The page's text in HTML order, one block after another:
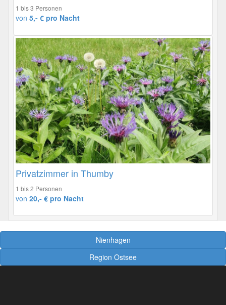
1 bis 3 Personen
von 5,- € pro Nacht
Privatzimmer in Thumby
1 bis 2 Personen
von 20,- € pro Nacht
Nienhagen
Region Ostsee